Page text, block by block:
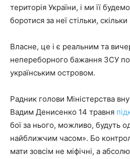
територія України, і ми її
боротися за неї стільки,
Власне, це і є реальним та
непереборного бажання ЗСУ
українським островом.
Радник голови Міністерства
Вадим Денисенко 14 травня
бої за нього, можливо, будуть
найближчим часом». Бо
мати зовсім не міфічні, а